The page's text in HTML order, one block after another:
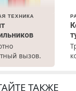
ТЕХНИКА
вызов.
дому, сТАКЖЕ